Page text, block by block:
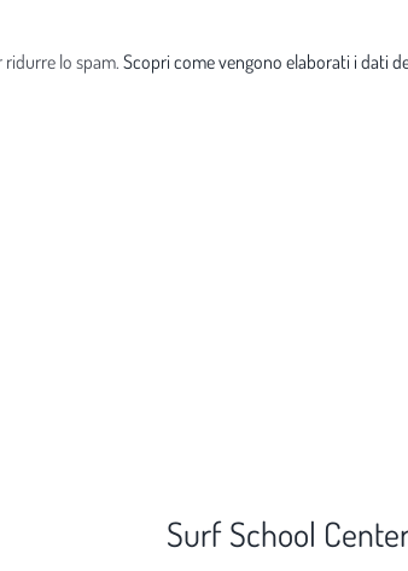
ridurre lo spam. Scopri come vengono elaborati i dati
Surf School